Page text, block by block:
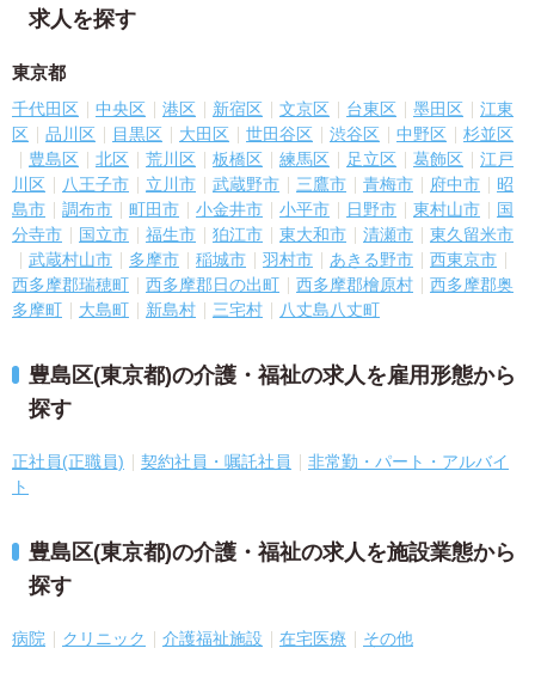
求人を探す
東京都
千代田区 中央区 港区 新宿区 文京区 台東区 墨田区
江東
区
品川区 目黒区 大田区 世田谷区 渋谷区 中野区
杉並区
豊島区
北区 荒川区 板橋区 練馬区 足立区 葛飾区
江戸
川区
八王子市 立川市 武蔵野市 三鷹市 青梅市 府中市
昭
島市
調布市 町田市 小金井市 小平市 日野市 東村山市
国
分寺市
国立市 福生市 狛江市 東大和市 清瀬市
東久留米市
武蔵村山市
多摩市 稲城市 羽村市 あきる野市
西東京市
西多摩郡瑞穂町
西多摩郡日の出町 西多摩郡檜原村
西多摩郡奥
多摩町
大島町 新島村 三宅村 八丈島八丈町
豊島区(東京都)の介護・福祉の求人を雇用形態から
探す
正社員(正職員) 契約社員・嘱託社員
非常勤・パート・アルバイ
ト
豊島区(東京都)の介護・福祉の求人を施設業態から
探す
病院 クリニック 介護福祉施設 在宅医療 その他